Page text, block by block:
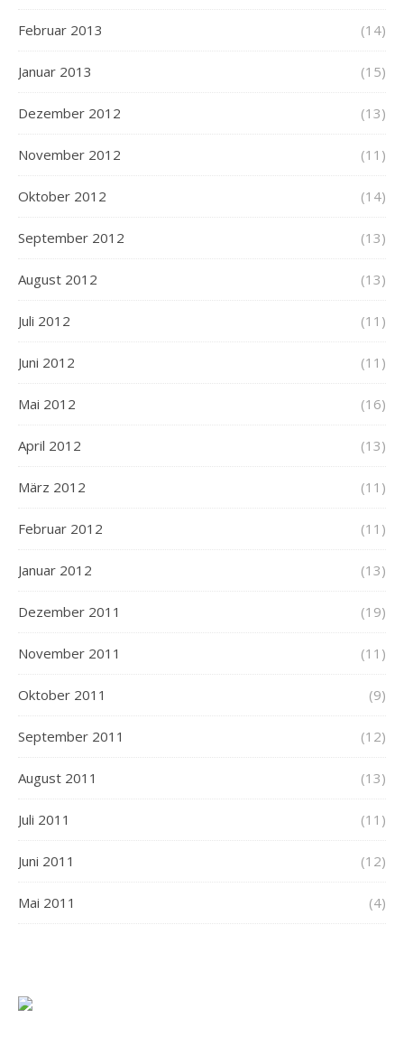
Februar 2013 (14)
Januar 2013 (15)
Dezember 2012 (13)
November 2012 (11)
Oktober 2012 (14)
September 2012 (13)
August 2012 (13)
Juli 2012 (11)
Juni 2012 (11)
Mai 2012 (16)
April 2012 (13)
März 2012 (11)
Februar 2012 (11)
Januar 2012 (13)
Dezember 2011 (19)
November 2011 (11)
Oktober 2011 (9)
September 2011 (12)
August 2011 (13)
Juli 2011 (11)
Juni 2011 (12)
Mai 2011 (4)